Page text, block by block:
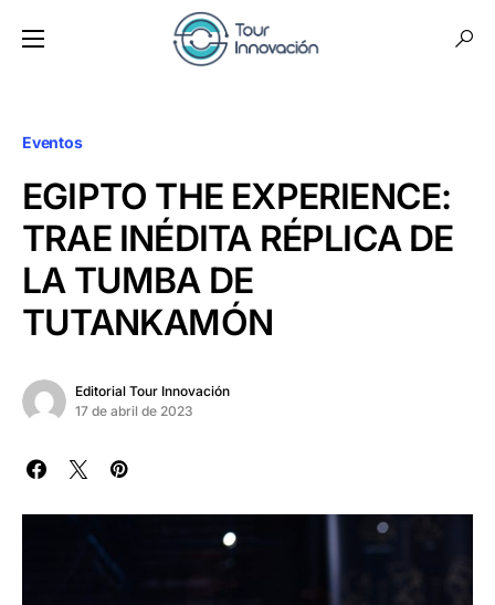
Eventos
EGIPTO THE EXPERIENCE:
TRAE INÉDITA RÉPLICA DE
LA TUMBA DE
TUTANKAMÓN
Editorial Tour Innovación
17 de abril de 2023